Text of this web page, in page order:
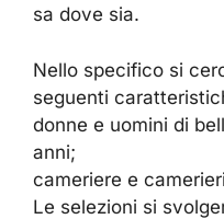
sa dove sia.
Nello specifico si
seguenti
donne e uomini di
anni;
cameriere e
Le selezioni si